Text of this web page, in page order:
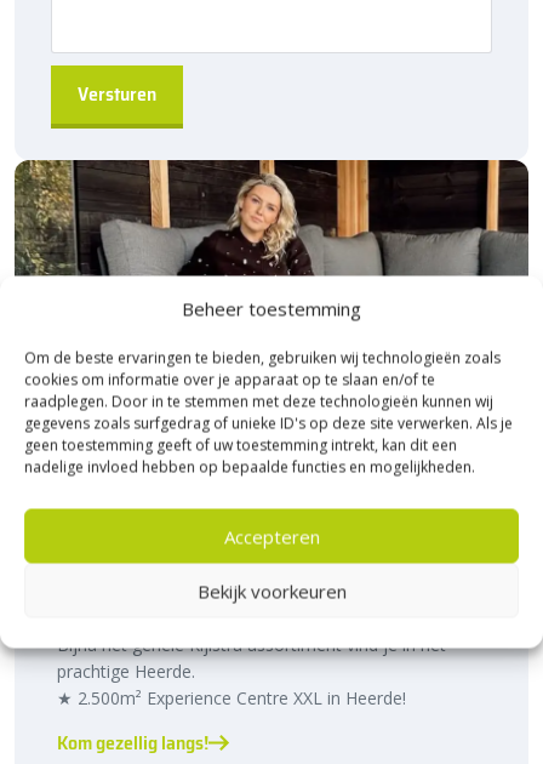
Beheer toestemming
Om de beste ervaringen te bieden, gebruiken wij technologieën zoals
cookies om informatie over je apparaat op te slaan en/of te
raadplegen. Door in te stemmen met deze technologieën kunnen wij
gegevens zoals surfgedrag of unieke ID's op deze site verwerken. Als je
geen toestemming geeft of uw toestemming intrekt, kan dit een
nadelige invloed hebben op bepaalde functies en mogelijkheden.
Accepteren
Bekijk voorkeuren
Bezoek Experience Centre XXL
Bijna het gehele Kijlstra assortiment vind je in het
prachtige Heerde.
★ 2.500m² Experience Centre XXL in Heerde!
Kom gezellig langs!